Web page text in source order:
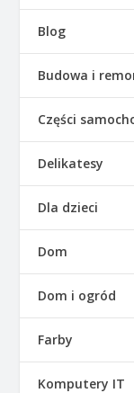
Blog
Budowa i
Części
Delikatesy
Dla dzieci
Dom
Dom i ogród
Farby
Komputery IT